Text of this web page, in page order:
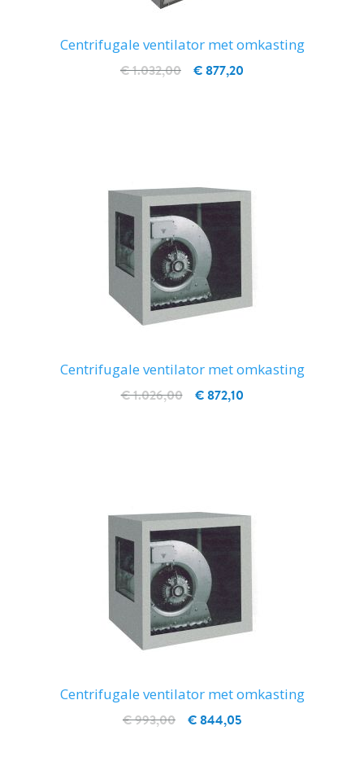
Centrifugale ventilator met omkasting
€ 877,20
€ 1.032,00
Centrifugale ventilator met omkasting
€ 872,10
€ 1.026,00
Centrifugale ventilator met omkasting
€ 844,05
€ 993,00